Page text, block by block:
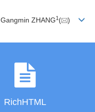
, Gangmin ZHANG1 ( )
RichHTML